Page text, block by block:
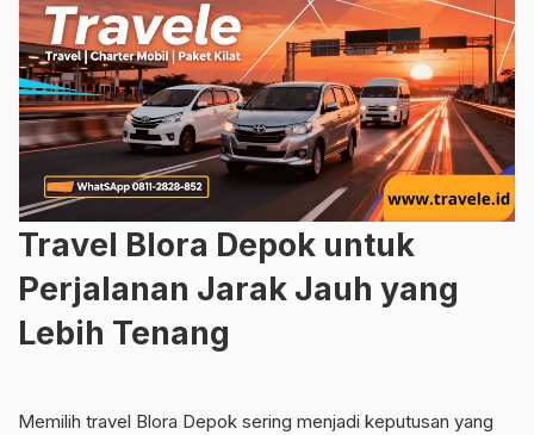
Travel Blora Depok untuk
Perjalanan Jarak Jauh yang
Lebih Tenang
Memilih travel Blora Depok sering menjadi keputusan yang